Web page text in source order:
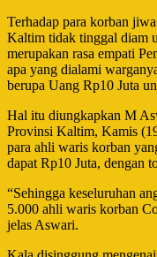
Terhadap para korban
Kaltim tidak tinggal diam
merupakan rasa empati
apa yang dialami
berupa Uang Rp10 Juta
Hal itu diungkapkan M
Provinsi Kaltim, Kamis
para ahli waris korban
dapat Rp10 Juta, dengan
“Sehingga keseluruhan
5.000 ahli waris korban
jelas Aswari.